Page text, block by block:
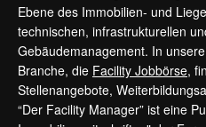
Ebene des Immobilien- und
technischen, infrastrukturellen
Gebäudemanagement. In
Branche, die Facility Jobbörse,
Stellenangebote,
“Der Facility Manager” ist eine